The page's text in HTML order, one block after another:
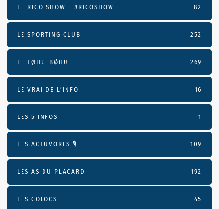
LE RICO SHOW – #RICOSHOW 82
LE SPORTING CLUB 252
LE TØHU-BØHU 269
LE VRAI DE L’INFO 16
LES 5 INFOS 1
LES ACTUVORES 🎙 109
LES AS DU PLACARD 192
LES COLOCS 45